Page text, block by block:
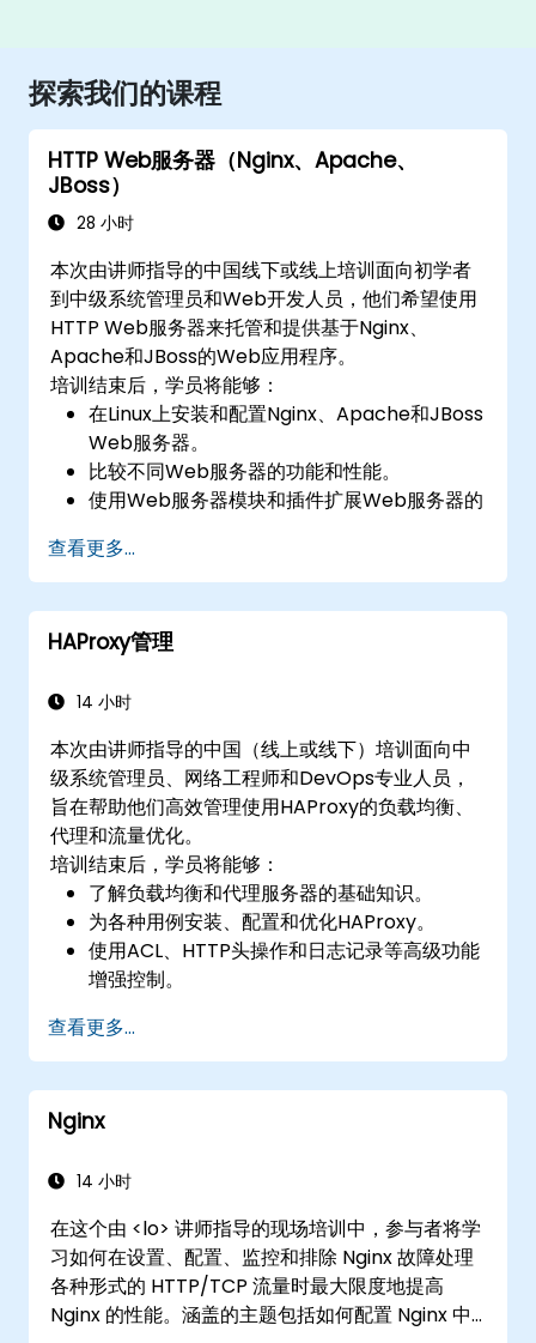
探索我们的课程
HTTP Web服务器（Nginx、Apache、
JBoss）
28 小时
本次由讲师指导的中国线下或线上培训面向初学者
到中级系统管理员和Web开发人员，他们希望使用
HTTP Web服务器来托管和提供基于Nginx、
Apache和JBoss的Web应用程序。
培训结束后，学员将能够：
在Linux上安装和配置Nginx、Apache和JBoss
Web服务器。
比较不同Web服务器的功能和性能。
使用Web服务器模块和插件扩展Web服务器的
使用Web服务器工具和技术监控和排查Web服
务器问题。
遵循Web服务器最佳实践和建议，优化Web服
务器的性能和安全性。
查看更多...
HAProxy管理
14 小时
本次由讲师指导的中国（线上或线下）培训面向中
级系统管理员、网络工程师和DevOps专业人员，
旨在帮助他们高效管理使用HAProxy的负载均衡、
代理和流量优化。
培训结束后，学员将能够：
了解负载均衡和代理服务器的基础知识。
为各种用例安装、配置和优化HAProxy。
使用ACL、HTTP头操作和日志记录等高级功能
增强控制。
靠性。
查看更多...
Nginx
14 小时
在这个由 <lo> 讲师指导的现场培训中，参与者将学
习如何在设置、配置、监控和排除 Nginx 故障处理
各种形式的 HTTP/TCP 流量时最大限度地提高
Nginx 的性能。涵盖的主题包括如何配置 Nginx 中